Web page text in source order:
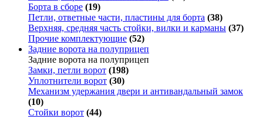
Борта в сборе (19)
Петли, ответные части, пластины для борта (38)
Верхняя, средняя часть стойки, вилки и карманы (37)
Прочие комплектующие (52)
Задние ворота на полуприцеп
Задние ворота на полуприцеп
Замки, петли ворот (198)
Уплотнители ворот (30)
Механизм удержания двери и антивандальный замок
(10)
Стойки ворот (44)